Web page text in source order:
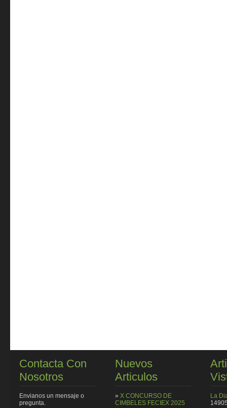
Contacta Con
Nosotros
Envianos un mensaje o
pregunta.
Nuevos
Articulos
» X CONCURSO DE
CIMBELES FECIEX 2025
La